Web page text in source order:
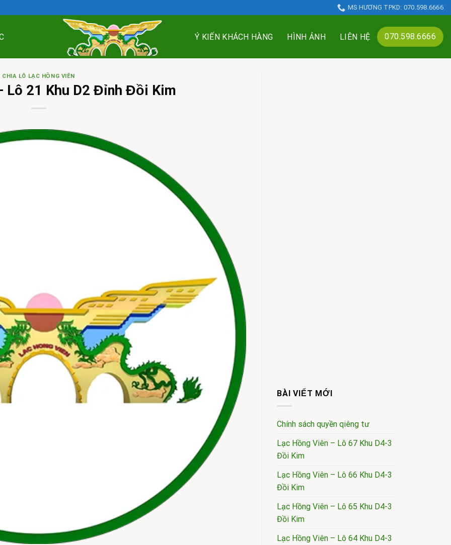
MS HƯƠNG TPKD: 070.598.6666
Ý KIẾN KHÁCH HÀNG HÌNH ẢNH LIÊN HỆ 070.598.6666
CHIA LÔ LẠC HỒNG VIÊN
Lô 21 Khu D2 Đỉnh Đồi Kim
BÀI VIẾT MỚI
Chính sách quyền qiêng tư
Lạc Hồng Viên – Lô 67 Khu D4-3
Đồi Kim
Lạc Hồng Viên – Lô 66 Khu D4-3
Đồi Kim
Lạc Hồng Viên – Lô 65 Khu D4-3
Đồi Kim
Lạc Hồng Viên – Lô 64 Khu D4-3